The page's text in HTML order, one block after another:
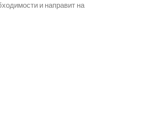
и направит на